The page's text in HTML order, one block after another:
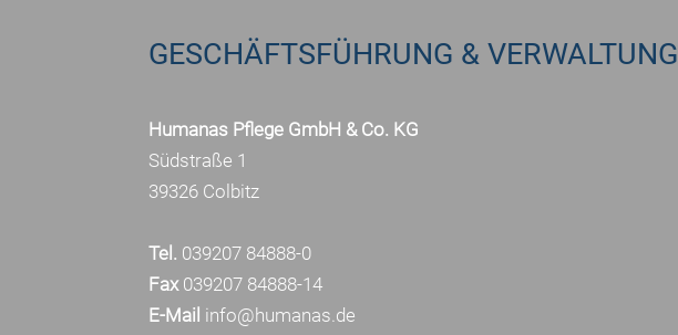
GESCHÄFTSFÜHRUNG & VERWALTUNG
Humanas Pflege GmbH & Co. KG
Südstraße 1
39326 Colbitz
Tel. 039207 84888-0
Fax039207 84888-14
E-Mail info@humanas.de